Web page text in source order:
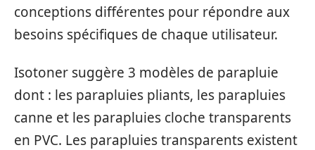
conceptions différentes pour répondre aux
besoins spécifiques de chaque utilisateur.
Isotoner suggère 3 modèles de parapluie
dont : les parapluies pliants, les parapluies
canne et les parapluies cloche transparents
en PVC. Les parapluies transparents existent